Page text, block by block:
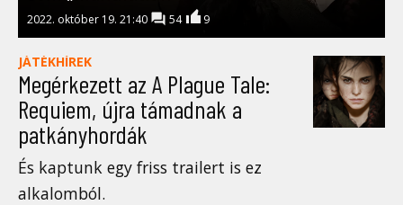
2022. október 19. 21:40 54 9
JÁTÉKHÍREK
Megérkezett az A Plague Tale:
Requiem, újra támadnak a
patkányhordák
És kaptunk egy friss trailert is ez
alkalomból.